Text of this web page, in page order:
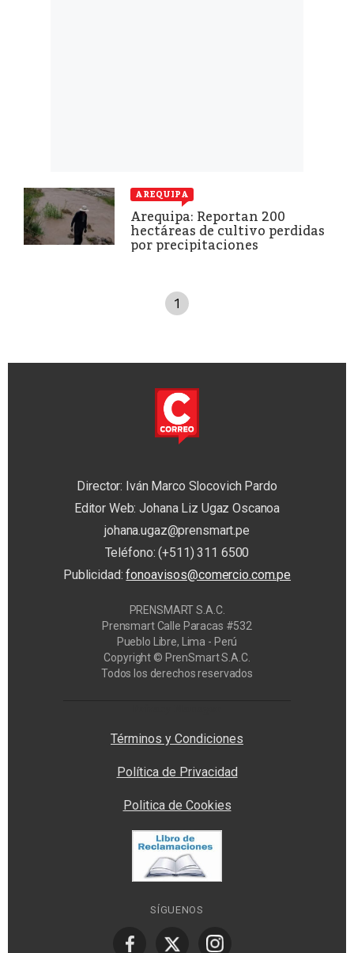
AREQUIPA
Arequipa: Reportan 200
hectáreas de cultivo perdidas
por precipitaciones
1
Director: Iván Marco Slocovich Pardo
Editor Web: Johana Liz Ugaz Oscanoa
johana.ugaz@prensmart.pe
Teléfono: (+511) 311 6500
Publicidad:fonoavisos@comercio.com.pe
PRENSMART S.A.C.
Prensmart Calle Paracas #532
Pueblo Libre, Lima - Perú
Copyright © PrenSmart S.A.C.
Todos los derechos reservados
Términos y Condiciones
Política de Privacidad
Politica de Cookies
SÍGUENOS